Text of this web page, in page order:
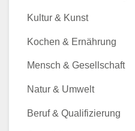
Kultur & Kunst
Kochen & Ernährung
Mensch & Gesellschaft
Natur & Umwelt
Beruf & Qualifizierung